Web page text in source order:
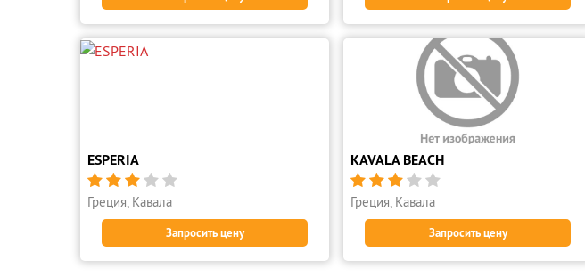
ESPERIA
    
Греция, Кавала
Запросить цену
KAVALA BEACH
    
Греция, Кавала
Запросить цену